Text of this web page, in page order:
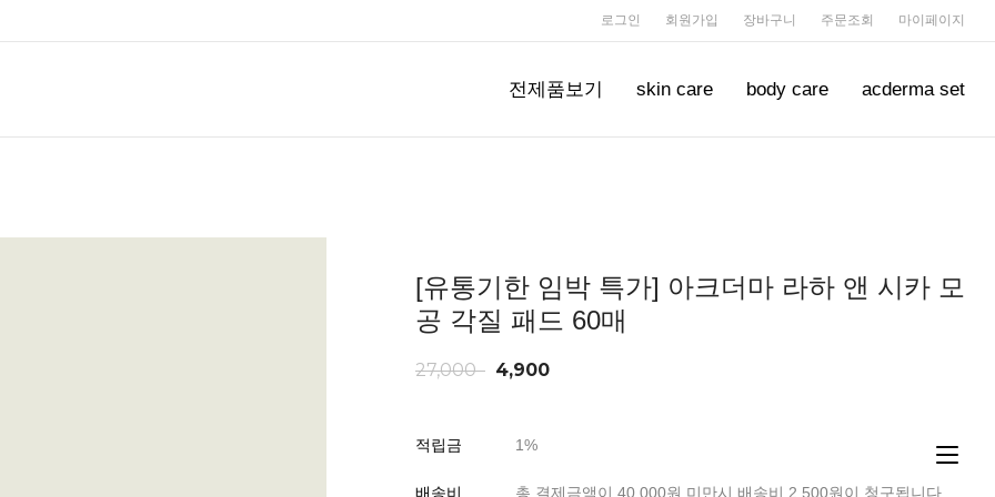
로그인 회원가입 장바구니 주문조회 마이페이지
전제품보기 skin care body care acderma set
[유통기한 임박 특가] 아크더마 라하 앤 시카 모
공 각질 패드 60매
27,000 4,900
적립금 1%
배송비 총 결제금액이 40,000원 미만시 배송비 2,500원이 청구됩니다.